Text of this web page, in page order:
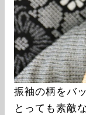
振袖の柄をバ
とっても素敵